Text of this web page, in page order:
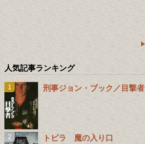
人気記事ランキング
刑事ジョン・ブック／目撃者
トビラ 魔の入り口